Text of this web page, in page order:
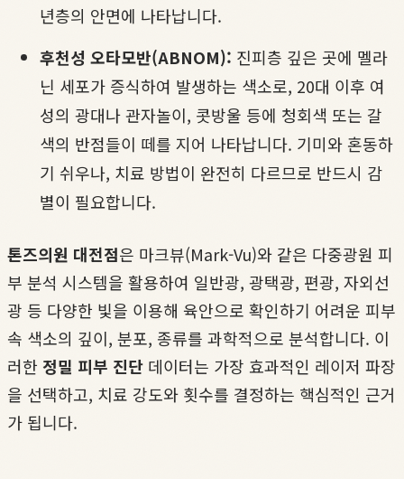
년층의 안면에 나타납니다.
후천성 오타모반(ABNOM): 진피층 깊은 곳에 멜라
닌 세포가 증식하여 발생하는 색소로, 20대 이후 여
성의 광대나 관자놀이, 콧방울 등에 청회색 또는 갈
색의 반점들이 떼를 지어 나타납니다. 기미와 혼동하
기 쉬우나, 치료 방법이 완전히 다르므로 반드시 감
별이 필요합니다.
톤즈의원 대전점은 마크뷰(Mark-Vu)와 같은 다중광원 피
부 분석 시스템을 활용하여 일반광, 광택광, 편광, 자외선
광 등 다양한 빛을 이용해 육안으로 확인하기 어려운 피부
속 색소의 깊이, 분포, 종류를 과학적으로 분석합니다. 이
러한 정밀 피부 진단 데이터는 가장 효과적인 레이저 파장
을 선택하고, 치료 강도와 횟수를 결정하는 핵심적인 근거
가 됩니다.